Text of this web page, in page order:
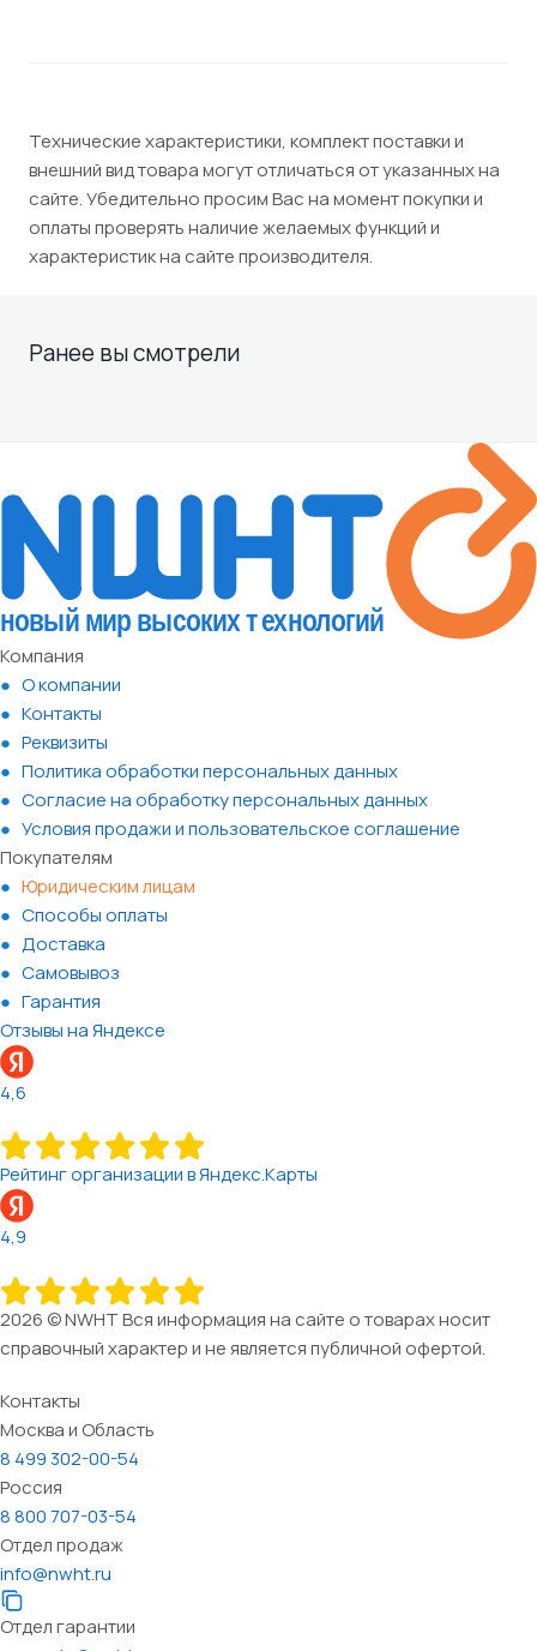
Технические характеристики, комплект поставки и
внешний вид товара могут отличаться от указанных на
сайте. Убедительно просим Вас на момент покупки и
оплаты проверять наличие желаемых функций и
характеристик на сайте производителя.
Ранее вы смотрели
Компания
О компании
Контакты
Реквизиты
Политика обработки персональных данных
Согласие на обработку персональных данных
Условия продажи и пользовательское соглашение
Покупателям
Юридическим лицам
Способы оплаты
Доставка
Самовывоз
Гарантия
Отзывы на Яндексе
4,6
Рейтинг организации в Яндекс.Карты
4,9
2026 © NWHT Вся информация на сайте о товарах носит
справочный характер и не является публичной офертой.
Контакты
Москва и Область
8 499 302-00-54
Россия
8 800 707-03-54
Отдел продаж
info@nwht.ru
Отдел гарантии